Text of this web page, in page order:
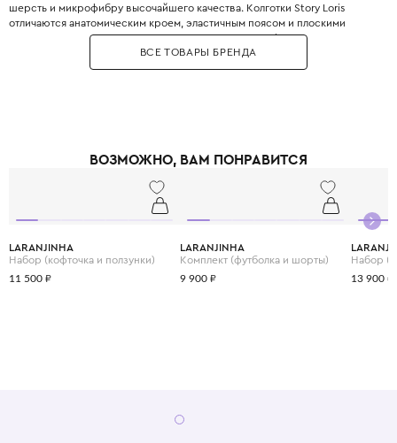
шерсть и микрофибру высочайшего качества. Колготки Story Loris
отличаются анатомическим кроем, эластичным поясом и плоскими
швами, которые не натирают нежную кожу. Story Loris выпускает как
базовые модели пастельных тонов, так и праздничные варианты с
кружевом и нежными аппликациями. Колготки с эффектом «второй
ВСЕ ТОВАРЫ БРЕНДА
ВОЗМОЖНО, ВАМ ПОНРАВИТСЯ
LARANJINHA
Набор (кофточка и ползунки)
11 500 ₽
LARANJINHA
Комплект (футболка и шорты)
9 900 ₽
Набор
13 900 ₽